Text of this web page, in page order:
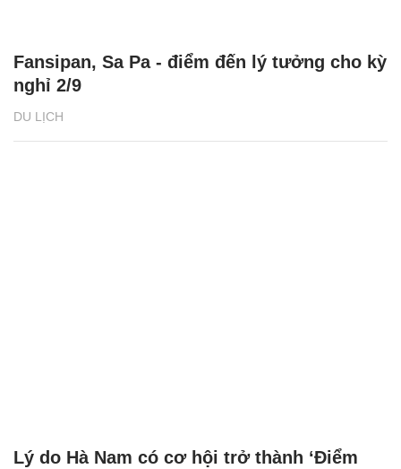
DU LỊCH
Fansipan, Sa Pa - điểm đến lý tưởng cho kỳ
nghỉ 2/9
Lý do Hà Nam có cơ hội trở thành ‘Điểm